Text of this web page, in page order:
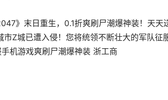
》末日重生，0.1折爽刷尸潮爆神装！天
市Z城已遭入侵！您将统领不断壮大的军队征
手机游戏爽刷尸潮爆神装 浙工商